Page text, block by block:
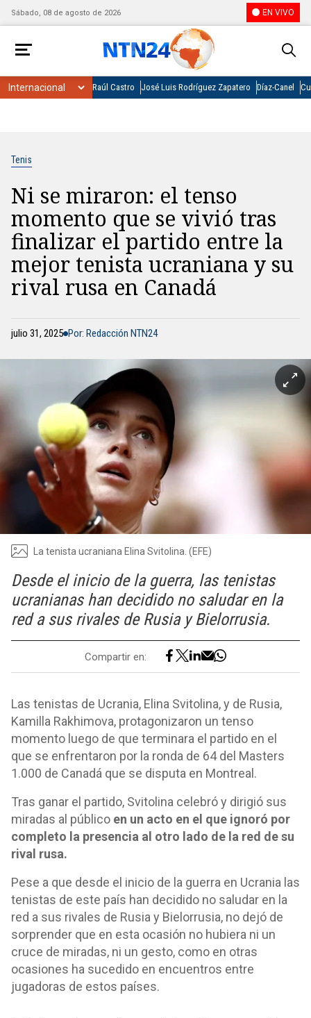
Sábado, 08 de agosto de 2026 EN VIVO
Raúl Castro José Luis Rodríguez Zapatero Díaz-Canel
Tenis
Ni se miraron: el tenso
momento que se vivió tras
finalizar el partido entre la
mejor tenista ucraniana y su
rival rusa en Canadá
julio 31, 2025 Por: Redacción NTN24
La tenista ucraniana Elina Svitolina. (EFE)
Desde el inicio de la guerra, las tenistas
ucranianas han decidido no saludar en la
red a sus rivales de Rusia y Bielorrusia.
Compartir en:
Las tenistas de Ucrania, Elina Svitolina, y de Rusia,
Kamilla Rakhimova, protagonizaron un tenso
momento luego de que terminara el partido en el
que se enfrentaron por la ronda de 64 del Masters
1.000 de Canadá que se disputa en Montreal.
Tras ganar el partido, Svitolina celebró y dirigió sus
miradas al público en un acto en el que ignoró por
completo la presencia al otro lado de la red de su
rival rusa.
Pese a que desde el inicio de la guerra en Ucrania las
tenistas de este país han decidido no saludar en la
red a sus rivales de Rusia y Bielorrusia, no dejó de
sorprender que en esta ocasión no hubiera ni un
cruce de miradas, ni un gesto, como en otras
ocasiones ha sucedido en encuentros entre
jugadoras de estos países.